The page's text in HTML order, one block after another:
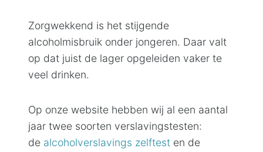
Zorgwekkend is het stijgende
alcoholmisbruik onder jongeren. Daar valt
op dat juist de lager opgeleiden vaker te
veel drinken.
Op onze website hebben wij al een aantal
jaar twee soorten verslavingstesten:
de alcoholverslavings zelftest en de